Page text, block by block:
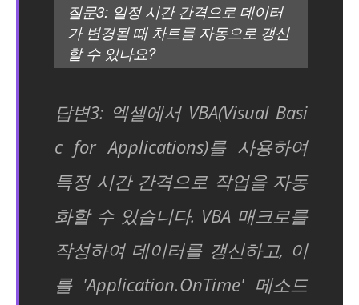
질문3: 일정 시간 간격으로 데이터
가 변경될 때 차트를 자동으로 갱신
할 수 있나요?
답변3: 엑셀에서 VBA(Visual Basi
c for Applications)를 사용하여
특정 시간 간격으로 작업을 자동
화할 수 있습니다. VBA 매크로를
작성하여 데이터를 갱신하고, 이
를 'Application.OnTime' 메소드